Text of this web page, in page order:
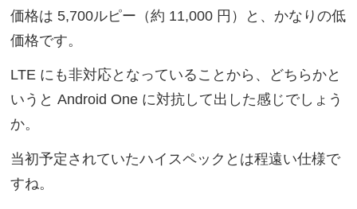
価格は 5,700ルピー（約 11,000 円）と、かなりの低
価格です。
LTE にも非対応となっていることから、どちらかと
いうと Android One に対抗して出した感じでしょう
か。
当初予定されていたハイスペックとは程遠い仕様で
すね。